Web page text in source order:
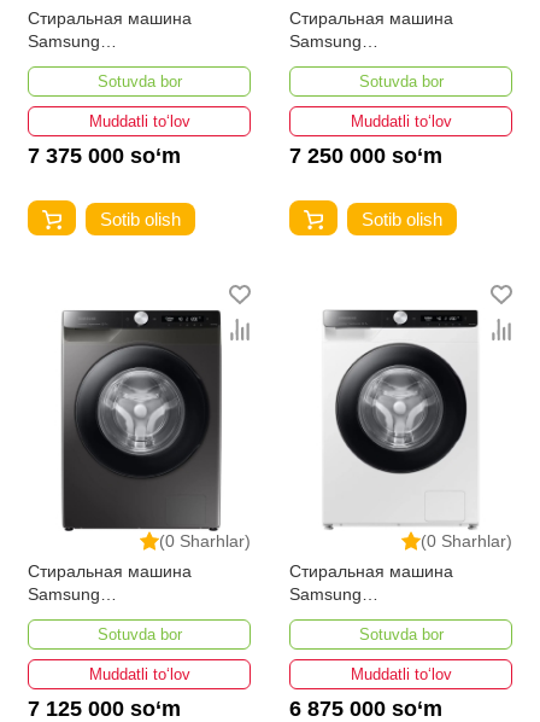
Стиральная машина
Samsung
WW80AG6L28BBLD 8-кг
Sotuvda bor
Muddatli to‘lov
7 375 000 so‘m
Sotib olish
Стиральная машина
Samsung
WW80AG6L28BELD 8-кг
Sotuvda bor
Muddatli to‘lov
7 250 000 so‘m
Sotib olish
(0 Sharhlar)
Стиральная машина
Samsung
WW80AG6S28AXLD 8-кг
Sotuvda bor
Muddatli to‘lov
7 125 000 so‘m
(0 Sharhlar)
Стиральная машина
Samsung
WW80AG6S24AWLD 8-кг
Sotuvda bor
Muddatli to‘lov
6 875 000 so‘m